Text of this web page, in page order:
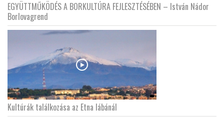
EGYÜTTMŰKÖDÉS A BORKULTÚRA FEJLESZTÉSÉBEN – István Nádor
Borlovagrend
Kultúrák találkozása az Etna lábánál